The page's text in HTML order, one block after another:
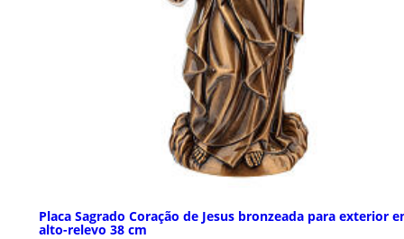
Placa Sagrado Coração de Jesus bronzeada para exterior
alto-relevo 38 cm